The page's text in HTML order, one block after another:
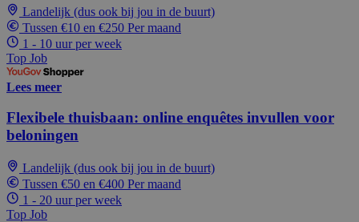
Landelijk (dus ook bij jou in de buurt)
Tussen €10 en €250 Per maand
1 - 10 uur per week
Top Job
Lees meer
Flexibele thuisbaan: online enquêtes invullen voor
beloningen
Landelijk (dus ook bij jou in de buurt)
Tussen €50 en €400 Per maand
1 - 20 uur per week
Top Job